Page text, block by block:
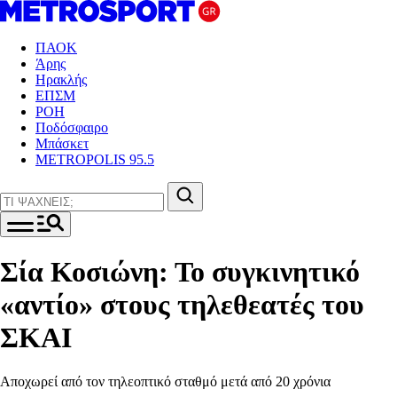
ΠΑΟΚ
Άρης
Ηρακλής
ΕΠΣΜ
ΡΟΗ
Ποδόσφαιρο
Μπάσκετ
METROPOLIS 95.5
Σία Κοσιώνη: Το συγκινητικό
«αντίο» στους τηλεθεατές του
ΣΚΑΙ
Αποχωρεί από τον τηλεοπτικό σταθμό μετά από 20 χρόνια